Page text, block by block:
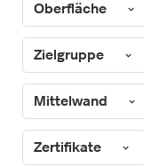
Oberfläche
Zielgruppe
Mittelwand
Zertifikate